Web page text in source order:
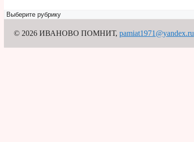
Рубрикатор
© 2026 ИВАНОВО ПОМНИТ, pamiat1971@yandex.ru